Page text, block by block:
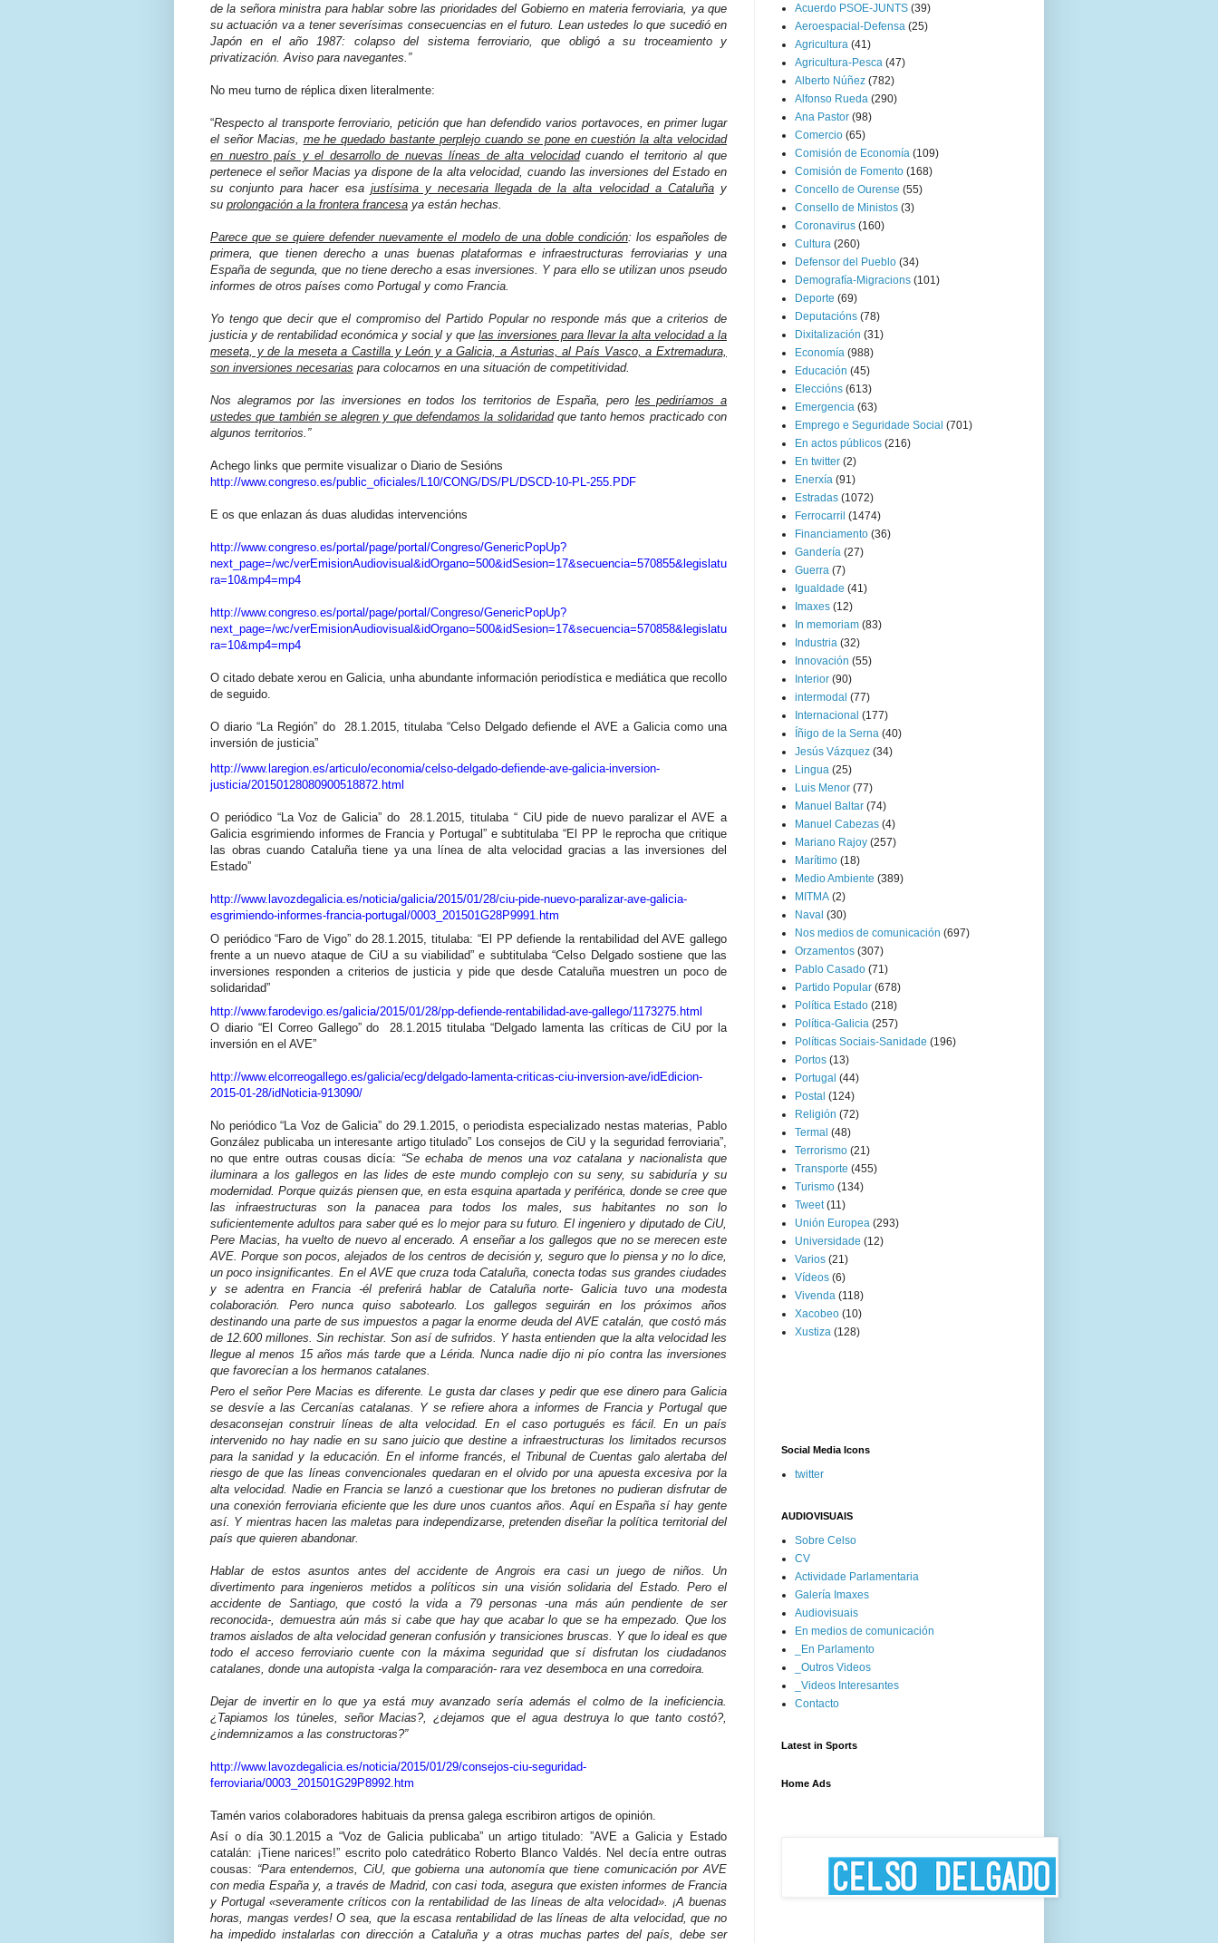
de la señora ministra para hablar sobre las prioridades del Gobierno en materia ferroviaria, ya que
su actuación va a tener severísimas consecuencias en el futuro. Lean ustedes lo que sucedió en
Japón en el año 1987: colapso del sistema ferroviario, que obligó a su troceamiento y
privatización. Aviso para navegantes.”
No meu turno de réplica dixen literalmente:
“Respecto al transporte ferroviario, petición que han defendido varios portavoces, en primer lugar
el señor Macias, me he quedado bastante perplejo cuando se pone en cuestión la alta velocidad
en nuestro país y el desarrollo de nuevas líneas de alta velocidadcuando el territorio al que
pertenece el señor Macias ya dispone de la alta velocidad, cuando las inversiones del Estado en
su conjunto para hacer esa justísima y necesaria llegada de la alta velocidad a Cataluñay
su prolongación a la frontera francesa ya están hechas.
Parece que se quiere defender nuevamente el modelo de una doble condición: los españoles de
primera, que tienen derecho a unas buenas plataformas e infraestructuras ferroviarias y una
España de segunda, que no tiene derecho a esas inversiones. Y para ello se utilizan unos pseudo
informes de otros países como Portugal y como Francia.
Yo tengo que decir que el compromiso del Partido Popular no responde más que a criterios de
justicia y de rentabilidad económica y social y que las inversiones para llevar la alta velocidad a la
meseta, y de la meseta a Castilla y León y a Galicia, a Asturias, al País Vasco, a Extremadura,
son inversiones necesarias para colocarnos en una situación de competitividad.
Nos alegramos por las inversiones en todos los territorios de España, pero les pediríamos a
ustedes que también se alegren y que defendamos la solidaridadque tanto hemos practicado con
algunos territorios.”
Achego links que permite visualizar o Diario de Sesións
http://www.congreso.es/public_oficiales/L10/CONG/DS/PL/DSCD-10-PL-255.PDF
E os que enlazan ás duas aludidas intervencións
http://www.congreso.es/portal/page/portal/Congreso/GenericPopUp?
next_page=/wc/verEmisionAudiovisual&idOrgano=500&idSesion=17&secuencia=570855&legislatu
ra=10&mp4=mp4
http://www.congreso.es/portal/page/portal/Congreso/GenericPopUp?
next_page=/wc/verEmisionAudiovisual&idOrgano=500&idSesion=17&secuencia=570858&legislatu
ra=10&mp4=mp4
O citado debate xerou en Galicia, unha abundante información periodística e mediática que recollo
de seguido.
O diario “La Región” do 28.1.2015, titulaba “Celso Delgado defiende el AVE a Galicia como una
inversión de justicia”
http://www.laregion.es/articulo/economia/celso-delgado-defiende-ave-galicia-inversion-
justicia/20150128080900518872.html
O periódico “La Voz de Galicia” do 28.1.2015, titulaba “ CiU pide de nuevo paralizar el AVE a
Galicia esgrimiendo informes de Francia y Portugal” e subtitulaba “El PP le reprocha que critique
las obras cuando Cataluña tiene ya una línea de alta velocidad gracias a las inversiones del
Estado”
http://www.lavozdegalicia.es/noticia/galicia/2015/01/28/ciu-pide-nuevo-paralizar-ave-galicia-
esgrimiendo-informes-francia-portugal/0003_201501G28P9991.htm
O periódico “Faro de Vigo” do 28.1.2015, titulaba: “El PP defiende la rentabilidad del AVE gallego
frente a un nuevo ataque de CiU a su viabilidad” e subtitulaba “Celso Delgado sostiene que las
inversiones responden a criterios de justicia y pide que desde Cataluña muestren un poco de
solidaridad”
http://www.farodevigo.es/galicia/2015/01/28/pp-defiende-rentabilidad-ave-gallego/1173275.html
O diario “El Correo Gallego” do 28.1.2015 titulaba “Delgado lamenta las críticas de CiU por la
inversión en el AVE”
http://www.elcorreogallego.es/galicia/ecg/delgado-lamenta-criticas-ciu-inversion-ave/idEdicion-
2015-01-28/idNoticia-913090/
No periódico “La Voz de Galicia” do 29.1.2015, o periodista especializado nestas materias, Pablo
González publicaba un interesante artigo titulado” Los consejos de CiU y la seguridad ferroviaria”,
no que entre outras cousas dicía: “Se echaba de menos una voz catalana y nacionalista que
iluminara a los gallegos en las lides de este mundo complejo con su seny, su sabiduría y su
modernidad. Porque quizás piensen que, en esta esquina apartada y periférica, donde se cree que
las infraestructuras son la panacea para todos los males, sus habitantes no son lo
suficientemente adultos para saber qué es lo mejor para su futuro. El ingeniero y diputado de CiU,
Pere Macias, ha vuelto de nuevo al encerado. A enseñar a los gallegos que no se merecen este
AVE. Porque son pocos, alejados de los centros de decisión y, seguro que lo piensa y no lo dice,
un poco insignificantes. En el AVE que cruza toda Cataluña, conecta todas sus grandes ciudades
y se adentra en Francia -él preferirá hablar de Cataluña norte- Galicia tuvo una modesta
colaboración. Pero nunca quiso sabotearlo. Los gallegos seguirán en los próximos años
destinando una parte de sus impuestos a pagar la enorme deuda del AVE catalán, que costó más
de 12.600 millones. Sin rechistar. Son así de sufridos. Y hasta entienden que la alta velocidad les
llegue al menos 15 años más tarde que a Lérida. Nunca nadie dijo ni pío contra las inversiones
que favorecían a los hermanos catalanes.
Pero el señor Pere Macias es diferente. Le gusta dar clases y pedir que ese dinero para Galicia
se desvíe a las Cercanías catalanas. Y se refiere ahora a informes de Francia y Portugal que
desaconsejan construir líneas de alta velocidad. En el caso portugués es fácil. En un país
intervenido no hay nadie en su sano juicio que destine a infraestructuras los limitados recursos
para la sanidad y la educación. En el informe francés, el Tribunal de Cuentas galo alertaba del
riesgo de que las líneas convencionales quedaran en el olvido por una apuesta excesiva por la
alta velocidad. Nadie en Francia se lanzó a cuestionar que los bretones no pudieran disfrutar de
una conexión ferroviaria eficiente que les dure unos cuantos años. Aquí en España sí hay gente
así. Y mientras hacen las maletas para independizarse, pretenden diseñar la política territorial del
país que quieren abandonar.
Hablar de estos asuntos antes del accidente de Angrois era casi un juego de niños. Un
divertimento para ingenieros metidos a políticos sin una visión solidaria del Estado. Pero el
accidente de Santiago, que costó la vida a 79 personas -una más aún pendiente de ser
reconocida-, demuestra aún más si cabe que hay que acabar lo que se ha empezado. Que los
tramos aislados de alta velocidad generan confusión y transiciones bruscas. Y que lo ideal es que
todo el acceso ferroviario cuente con la máxima seguridad que sí disfrutan los ciudadanos
catalanes, donde una autopista -valga la comparación- rara vez desemboca en una corredoira.
Dejar de invertir en lo que ya está muy avanzado sería además el colmo de la ineficiencia.
¿Tapiamos los túneles, señor Macias?, ¿dejamos que el agua destruya lo que tanto costó?,
¿indemnizamos a las constructoras?”
http://www.lavozdegalicia.es/noticia/2015/01/29/consejos-ciu-seguridad-
ferroviaria/0003_201501G29P8992.htm
Tamén varios colaboradores habituais da prensa galega escribiron artigos de opinión.
Así o día 30.1.2015 a “Voz de Galicia publicaba” un artigo titulado: ”AVE a Galicia y Estado
catalán: ¡Tiene narices!” escrito polo catedrático Roberto Blanco Valdés. Nel decía entre outras
cousas: “Para entendernos, CiU, que gobierna una autonomía que tiene comunicación por AVE
con media España y, a través de Madrid, con casi toda, asegura que existen informes de Francia
y Portugal «severamente críticos con la rentabilidad de las líneas de alta velocidad». ¡A buenas
horas, mangas verdes! O sea, que la escasa rentabilidad de las líneas de alta velocidad, que no
ha impedido instalarlas con dirección a Cataluña y a otras muchas partes del país, debe ser
Acuerdo PSOE-JUNTS (39)
Aeroespacial-Defensa (25)
Agricultura (41)
Agricultura-Pesca (47)
Alberto Núñez (782)
Alfonso Rueda (290)
Ana Pastor (98)
Comercio (65)
Comisión de Economía (109)
Comisión de Fomento (168)
Concello de Ourense (55)
Consello de Ministos (3)
Coronavirus (160)
Cultura (260)
Defensor del Pueblo (34)
Demografía-Migracions (101)
Deporte (69)
Deputacións (78)
Dixitalización (31)
Economía (988)
Educación (45)
Eleccións (613)
Emergencia (63)
Emprego e Seguridade Social (701)
En actos públicos (216)
En twitter (2)
Enerxía (91)
Estradas (1072)
Ferrocarril (1474)
Financiamento (36)
Gandería (27)
Guerra (7)
Igualdade (41)
Imaxes (12)
In memoriam (83)
Industria (32)
Innovación (55)
Interior (90)
intermodal (77)
Internacional (177)
Íñigo de la Serna (40)
Jesús Vázquez (34)
Lingua (25)
Luis Menor (77)
Manuel Baltar (74)
Manuel Cabezas (4)
Mariano Rajoy (257)
Marítimo (18)
Medio Ambiente (389)
MITMA (2)
Naval (30)
Nos medios de comunicación (697)
Orzamentos (307)
Pablo Casado (71)
Partido Popular (678)
Política Estado (218)
Política-Galicia (257)
Políticas Sociais-Sanidade (196)
Portos (13)
Portugal (44)
Postal (124)
Religión (72)
Termal (48)
Terrorismo (21)
Transporte (455)
Turismo (134)
Tweet (11)
Unión Europea (293)
Universidade (12)
Varios (21)
Vídeos (6)
Vivenda (118)
Xacobeo (10)
Xustiza (128)
Social Media Icons
twitter
AUDIOVISUAIS
Sobre Celso
CV
Actividade Parlamentaria
Galería Imaxes
Audiovisuais
En medios de comunicación
_En Parlamento
_Outros Videos
_Videos Interesantes
Contacto
Latest in Sports
Home Ads